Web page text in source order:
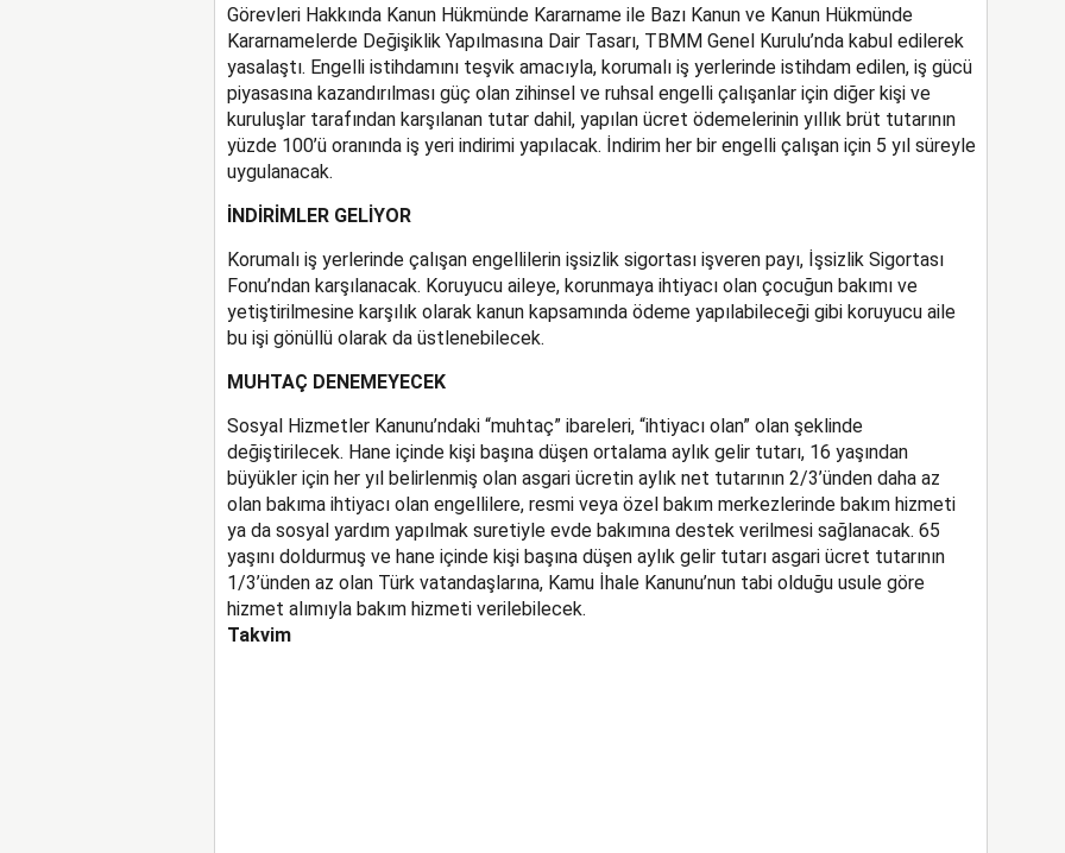
Görevleri Hakkında Kanun Hükmünde Kararname ile Bazı Kanun ve Kanun Hükmünde
Kararnamelerde Değişiklik Yapılmasına Dair Tasarı, TBMM Genel Kurulu’nda kabul edilerek
yasalaştı. Engelli istihdamını teşvik amacıyla, korumalı iş yerlerinde istihdam edilen, iş gücü
piyasasına kazandırılması güç olan zihinsel ve ruhsal engelli çalışanlar için diğer kişi ve
kuruluşlar tarafından karşılanan tutar dahil, yapılan ücret ödemelerinin yıllık brüt tutarının
yüzde 100’ü oranında iş yeri indirimi yapılacak. İndirim her bir engelli çalışan için 5 yıl süreyle
uygulanacak.
İNDİRİMLER GELİYOR
Korumalı iş yerlerinde çalışan engellilerin işsizlik sigortası işveren payı, İşsizlik Sigortası
Fonu’ndan karşılanacak. Koruyucu aileye, korunmaya ihtiyacı olan çocuğun bakımı ve
yetiştirilmesine karşılık olarak kanun kapsamında ödeme yapılabileceği gibi koruyucu aile
bu işi gönüllü olarak da üstlenebilecek.
MUHTAÇ DENEMEYECEK
Sosyal Hizmetler Kanunu’ndaki “muhtaç” ibareleri, “ihtiyacı olan” olan şeklinde
değiştirilecek. Hane içinde kişi başına düşen ortalama aylık gelir tutarı, 16 yaşından
büyükler için her yıl belirlenmiş olan asgari ücretin aylık net tutarının 2/3’ünden daha az
olan bakıma ihtiyacı olan engellilere, resmi veya özel bakım merkezlerinde bakım hizmeti
ya da sosyal yardım yapılmak suretiyle evde bakımına destek verilmesi sağlanacak. 65
yaşını doldurmuş ve hane içinde kişi başına düşen aylık gelir tutarı asgari ücret tutarının
1/3’ünden az olan Türk vatandaşlarına, Kamu İhale Kanunu’nun tabi olduğu usule göre
hizmet alımıyla bakım hizmeti verilebilecek.
Takvim